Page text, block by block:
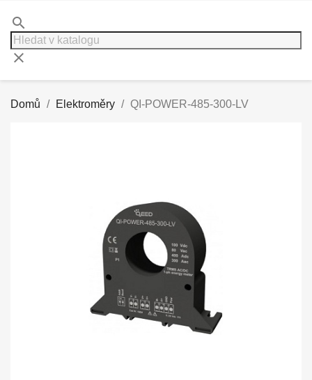
search
clear
Domů Elektroměry QI-POWER-485-300-LV